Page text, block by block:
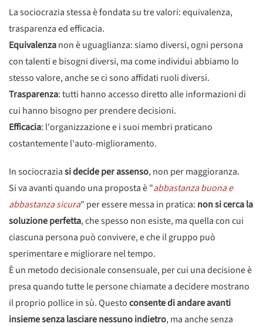
La sociocrazia stessa è fondata su tre valori: equivalenza,
trasparenza ed efficacia.
Equivalenzanon è uguaglianza: siamo diversi, ogni persona
con talenti e bisogni diversi, ma come individui abbiamo lo
stesso valore, anche se ci sono affidati ruoli diversi.
Trasparenza: tutti hanno accesso diretto alle informazioni di
cui hanno bisogno per prendere decisioni.
Efficacia: l'organizzazione e i suoi membri praticano
costantemente l'auto-miglioramento.
In sociocraziasi decide per assenso, non per maggioranza.
Si va avanti quando una proposta è "abbastanza buona e
abbastanza sicura" per essere messa in pratica: non si cerca la
soluzione perfetta, che spesso non esiste, ma quella con cui
ciascuna persona può convivere, e che il gruppo può
sperimentare e migliorare nel tempo.
È un metodo decisionale consensuale, per cui una decisione è
presa quando tutte le persone chiamate a decidere mostrano
il proprio pollice in sù. Questoconsente di andare avanti
insieme senza lasciare nessuno indietro, ma anche senza